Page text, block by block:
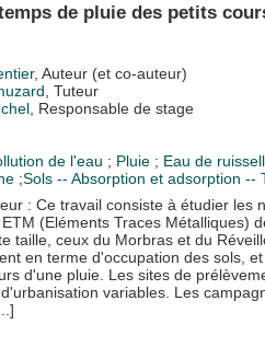
de pluie des petits
, Auteur (et co-auteur)
, Tuteur
, Responsable de stage
de l'eau ; Pluie ; Eau de
;Sols -- Absorption et adsorption --
: Ce travail consiste à étudier les
(Eléments Traces Métalliques)
taille, ceux du Morbras et du
en terme d'occupation des sols,
d'une pluie. Les sites de
variables. Les